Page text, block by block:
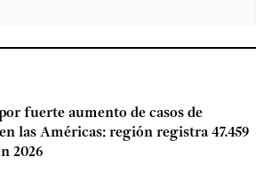
fuerte aumento de casos de
las Américas: región registra 47.459
2026